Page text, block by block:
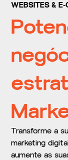
WEBSITES & E-
Transforme a
marketing
aumente as